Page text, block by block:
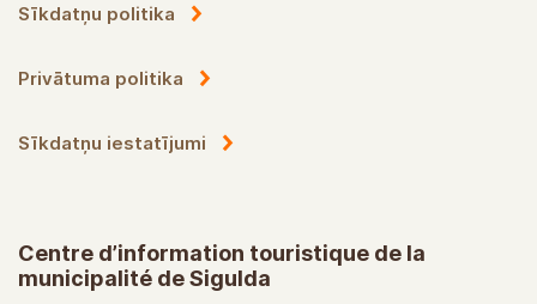
Sīkdatņu politika
Privātuma politika
Sīkdatņu iestatījumi
Centre d’information touristique de la
municipalité de Sigulda